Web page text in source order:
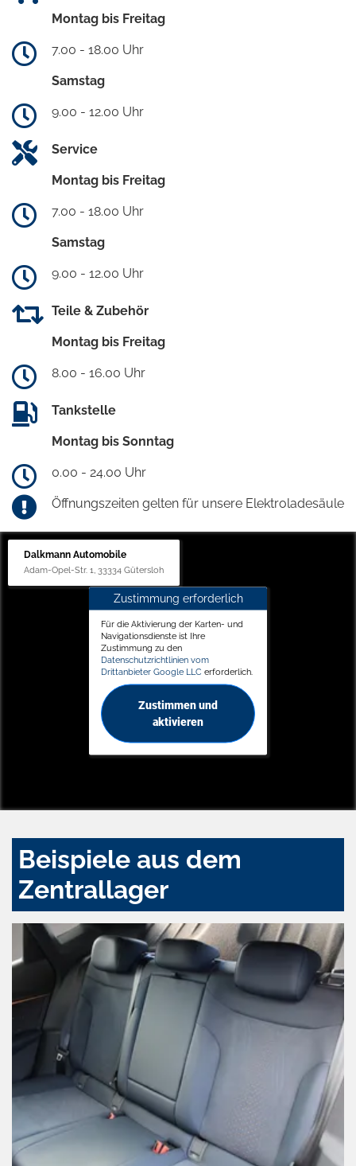
Montag bis Freitag
7.00 - 18.00 Uhr
Samstag
9.00 - 12.00 Uhr
Service
Montag bis Freitag
7.00 - 18.00 Uhr
Samstag
9.00 - 12.00 Uhr
Teile & Zubehör
Montag bis Freitag
8.00 - 16.00 Uhr
Tankstelle
Montag bis Sonntag
0.00 - 24.00 Uhr
Öffnungszeiten gelten für unsere Elektroladesäule
Dalkmann Automobile
Adam-Opel-Str. 1, 33334 Gütersloh
Zustimmung erforderlich
Für die Aktivierung der Karten- und
Navigationsdienste ist Ihre
Zustimmung zu den
Datenschutzrichtlinien vom
Drittanbieter Google LLC erforderlich.
Zustimmen und
aktivieren
Beispiele aus dem
Zentrallager